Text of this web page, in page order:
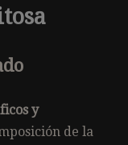
y
de la